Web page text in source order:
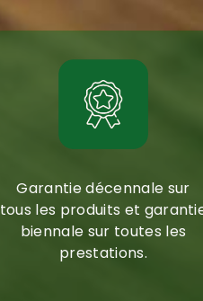
Garantie décennale sur
tous les produits et
biennale sur toutes les
prestations.